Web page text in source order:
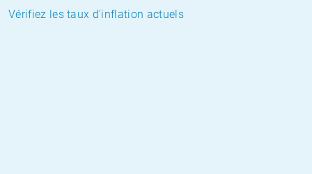
Vérifiez les taux d'inflation actuels